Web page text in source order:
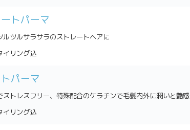
トパーマ
ツルサラサラのストレートヘアに
イリング込
パーマ
トレスフリー、特殊配合のケラチンで毛髪内外に潤いと艶感
イリング込